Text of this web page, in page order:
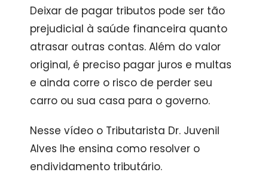
Deixar de pagar tributos pode ser tão
prejudicial à saúde financeira quanto
atrasar outras contas. Além do valor
original, é preciso pagar juros e multas
e ainda corre o risco de perder seu
carro ou sua casa para o governo.
Nesse vídeo o Tributarista Dr. Juvenil
Alves lhe ensina como resolver o
endividamento tributário.